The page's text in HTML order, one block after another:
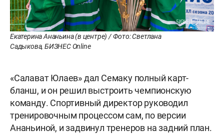
Екатерина Ананьина (в центре) / Фото: Светлана
Садыкова, БИЗНЕС Online
«Салават Юлаев» дал Семаку полный карт-
бланш, и он решил выстроить чемпионскую
команду. Спортивный директор руководил
тренировочным процессом сам, по версии
Ананьиной, и задвинул тренеров на задний план.